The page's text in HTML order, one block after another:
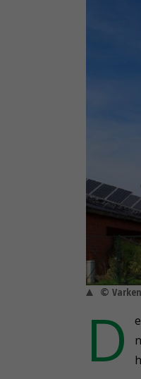
©
D